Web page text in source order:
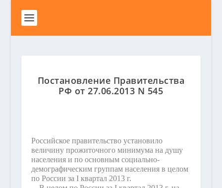
Постановление Правительства
РФ от 27.06.2013 N 545
Российское правительство установило
величину прожиточного минимума на душу
населения и по основным социально-
демографическим группам населения в целом
по России за I квартал 2013 г.